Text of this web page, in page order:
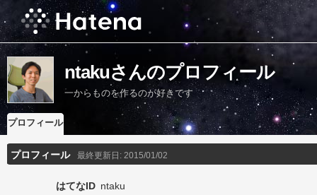
ntakuさんのプロフィール
一からものを作るのが好きです
プロフィール
プロフィール 最終更新日: 2015/01/02
はてなID ntaku